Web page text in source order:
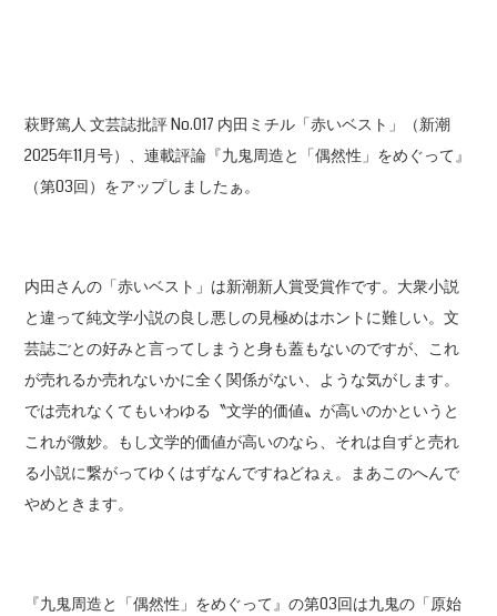
萩野篤人 文芸誌批評 No.017 内田ミチル「赤いベスト」（新潮
2025年11月号）、連載評論『九鬼周造と「偶然性」をめぐって』
（第03回）をアップしましたぁ。
内田さんの「赤いベスト」は新潮新人賞受賞作です。大衆小説
と違って純文学小説の良し悪しの見極めはホントに難しい。文
芸誌ごとの好みと言ってしまうと身も蓋もないのですが、これ
が売れるか売れないかに全く関係がない、ような気がします。
では売れなくてもいわゆる〝文学的価値〟が高いのかというと
これが微妙。もし文学的価値が高いのなら、それは自ずと売れ
る小説に繋がってゆくはずなんですねどねぇ。まあこのへんで
やめときます。
『九鬼周造と「偶然性」をめぐって』の第03回は九鬼の「原始